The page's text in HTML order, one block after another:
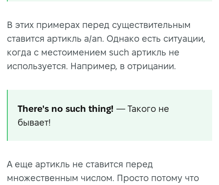
В этих примерах перед существительным
ставится артикль a/an. Однако есть ситуации,
когда с местоимением such артикль не
используется. Например, в отрицании.
There's no such thing! — Такого не
бывает!
А еще артикль не ставится перед
множественным числом. Просто потому что